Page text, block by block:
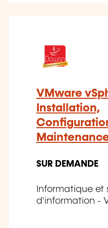
VMware
Installation,
SUR DEMANDE
Informatique et
d'information -